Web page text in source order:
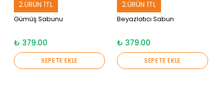
2.ÜRÜN 1TL
Gümüş Sabunu
₺ 379.00
SEPETE EKLE
2.ÜRÜN 1TL
Beyazlatıcı Sabun
₺ 379.00
SEPETE EKLE